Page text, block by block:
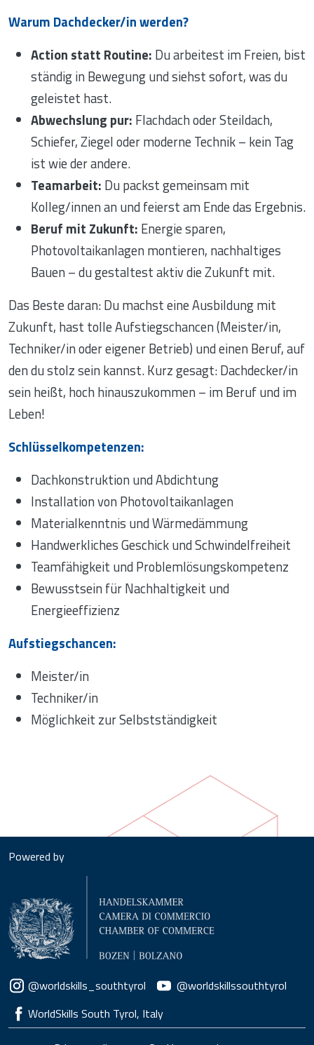
Warum Dachdecker/in werden?
Action statt Routine: Du arbeitest im Freien, bist
ständig in Bewegung und siehst sofort, was du
geleistet hast.
Abwechslung pur: Flachdach oder Steildach,
Schiefer, Ziegel oder moderne Technik – kein Tag
ist wie der andere.
Teamarbeit: Du packst gemeinsam mit
Kolleg/innen an und feierst am Ende das Ergebnis.
Beruf mit Zukunft: Energie sparen,
Photovoltaikanlagen montieren, nachhaltiges
Bauen – du gestaltest aktiv die Zukunft mit.
Das Beste daran: Du machst eine Ausbildung mit
Zukunft, hast tolle Aufstiegschancen (Meister/in,
Techniker/in oder eigener Betrieb) und einen Beruf, auf
den du stolz sein kannst. Kurz gesagt: Dachdecker/in
sein heißt, hoch hinauszukommen – im Beruf und im
Leben!
Schlüsselkompetenzen:
Dachkonstruktion und Abdichtung
Installation von Photovoltaikanlagen
Materialkenntnis und Wärmedämmung
Handwerkliches Geschick und Schwindelfreiheit
Teamfähigkeit und Problemlösungskompetenz
Bewusstsein für Nachhaltigkeit und
Energieeffizienz
Aufstiegschancen:
Meister/in
Techniker/in
Möglichkeit zur Selbstständigkeit
Powered by
Social menu
@worldskills_southtyrol
@worldskillssouthtyrol
WorldSkills South Tyrol, Italy